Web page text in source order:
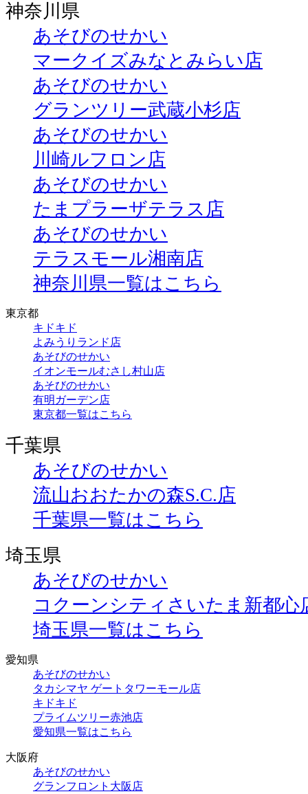
神奈川県
あそびのせかい
マークイズみなとみらい店
あそびのせかい
グランツリー武蔵小杉店
あそびのせかい
川崎ルフロン店
あそびのせかい
たまプラーザテラス店
あそびのせかい
テラスモール湘南店
神奈川県一覧はこちら
東京都
キドキド
よみうりランド店
あそびのせかい
イオンモールむさし村山店
あそびのせかい
有明ガーデン店
東京都一覧はこちら
千葉県
あそびのせかい
流山おおたかの森S.C.店
千葉県一覧はこちら
埼玉県
あそびのせかい
コクーンシティさいたま新都心
埼玉県一覧はこちら
愛知県
あそびのせかい
タカシマヤ ゲートタワーモール店
キドキド
プライムツリー赤池店
愛知県一覧はこちら
大阪府
あそびのせかい
グランフロント大阪店